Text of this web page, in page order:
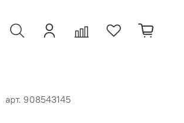
арт. 908543145